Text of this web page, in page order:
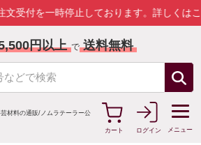
一時停止しております。詳しくはこちら
円以上 で 送料無料
材料の通販/ ノムラテーラー公
カート
ログイン メニュー